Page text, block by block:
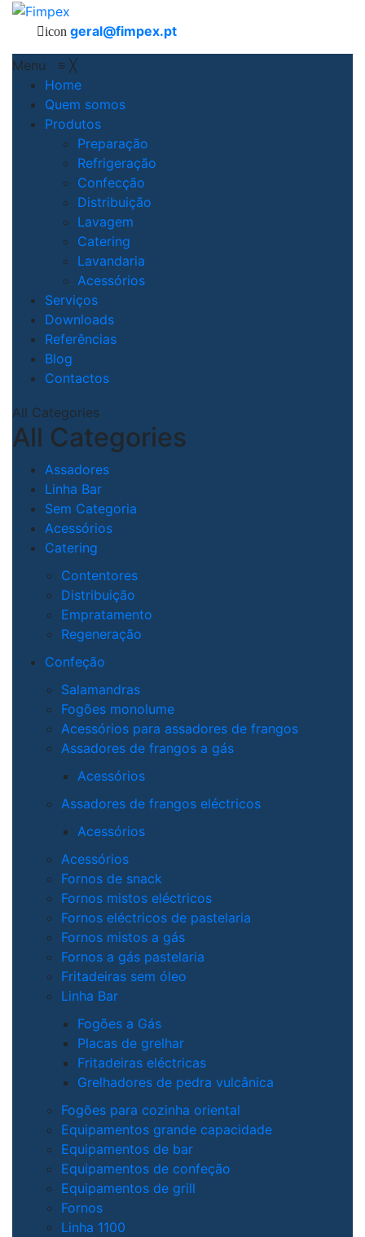
icon geral@fimpex.pt
Menu ≡ ╳
Home
Quem somos
Produtos
Preparação
Refrigeração
Confecção
Distribuição
Lavagem
Catering
Lavandaria
Acessórios
Serviços
Downloads
Referências
Blog
Contactos
All Categories
All Categories
Assadores
Linha Bar
Sem Categoria
Acessórios
Catering
Contentores
Distribuição
Empratamento
Regeneração
Confeção
Salamandras
Fogões monolume
Acessórios para assadores de frangos
Assadores de frangos a gás
Acessórios
Assadores de frangos eléctricos
Acessórios
Acessórios
Fornos de snack
Fornos mistos eléctricos
Fornos eléctricos de pastelaria
Fornos mistos a gás
Fornos a gás pastelaria
Fritadeiras sem óleo
Linha Bar
Fogões a Gás
Placas de grelhar
Fritadeiras eléctricas
Grelhadores de pedra vulcânica
Fogões para cozinha oriental
Equipamentos grande capacidade
Equipamentos de bar
Equipamentos de confeção
Equipamentos de grill
Fornos
Linha 1100